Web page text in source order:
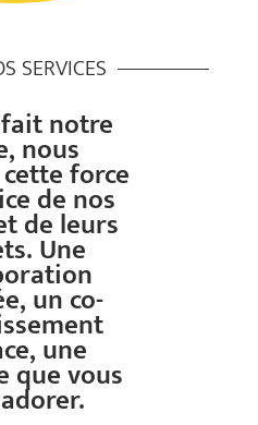
SERVICES
notre
nous
force
de nos
de leurs
Une
un co-
une
que vous